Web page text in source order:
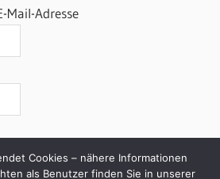
Mail-Adresse
Cookies – nähere Informationen
als Benutzer finden Sie in unserer